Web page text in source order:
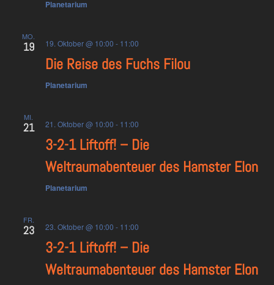
Planetarium
MO.
19 19. Oktober @ 10:00 - 11:00
Die Reise des Fuchs Filou
Planetarium
MI.
21 21. Oktober @ 10:00 - 11:00
3-2-1 Liftoff! – Die
Weltraumabenteuer des Hamster Elon
Planetarium
FR.
23 23. Oktober @ 10:00 - 11:00
3-2-1 Liftoff! – Die
Weltraumabenteuer des Hamster Elon